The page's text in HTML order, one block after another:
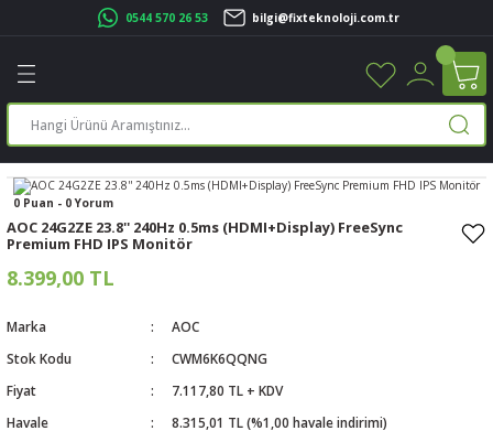
0544 570 26 53 bilgi@fixteknoloji.com.tr
Geri Dön
Geri Dön
Geri Dön
Yazıcı
Geri Dön
Geri Dön
Geri Dön
Geri Dön
Geri Dön
0 Puan - 0 Yorum
AOC 24G2ZE 23.8'' 240Hz 0.5ms (HDMI+Display) FreeSync
Premium FHD IPS Monitör
8.399,00 TL
Marka
AOC
Stok Kodu
CWM6K6QQNG
Fiyat
7.117,80 TL + KDV
Havale
8.315,01 TL (%1,00 havale indirimi)